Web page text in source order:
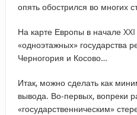
опять обострился во многих
На карте Европы в начале
«одноэтажных» государства
Черногория и Косово…
Итак, можно сделать как
вывода. Во-первых, вопреки
«государственническим»